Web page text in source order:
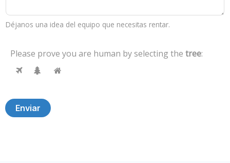
Déjanos una idea del equipo que necesitas rentar.
Please prove you are human by selecting the tree:
Enviar